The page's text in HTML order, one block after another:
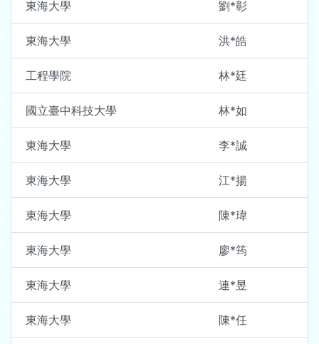
東海大學 劉*彰
東海大學 洪*皓
工程學院 林*廷
國立臺中科技大學 林*如
東海大學 李*誠
東海大學 江*揚
東海大學 陳*瑋
東海大學 廖*筠
東海大學 連*昱
東海大學 陳*任